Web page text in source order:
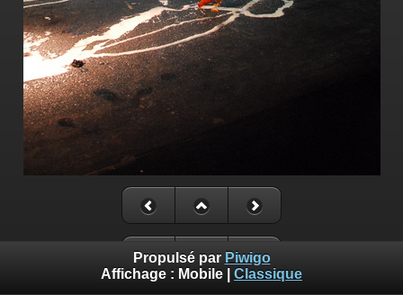
Propulsé par Piwigo
Affichage : Mobile Classique